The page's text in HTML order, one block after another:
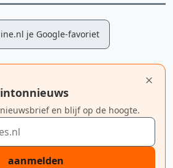
je Google-favoriet
en blijf op de hoogte.
aanmelden